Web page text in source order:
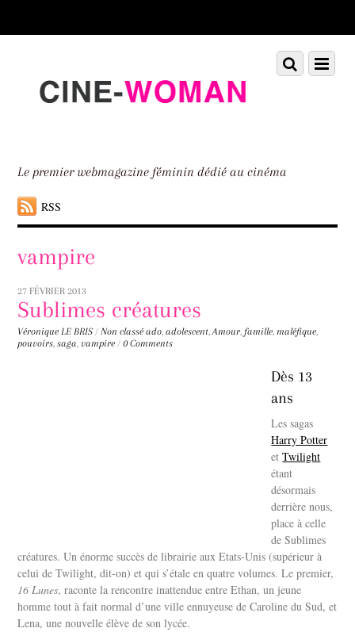
down
Le premier webmagazine féminin dédié au cinéma
RSS
Menu
Scroll
down
vampire
27 FÉVRIER 2013
Sublimes créatures
Véronique LE BRIS / Non classé ado,adolescent,Amour, famille,maléfique,
pouvoirs,saga,vampire / 0 Comments
Dès 13
ans
Les sagas
Harry Potter
etTwilight
étant
désormais
derrière nous,
place à celle
de Sublimes
créatures. Un énorme succès de librairie aux Etats-Unis (supérieur à
celui de Twilight, dit-on) et qui s’étale en quatre volumes. Le premier,
16 Lunes, raconte la rencontre inattendue entre Ethan, un jeune
homme tout à fait normal d’une ville ennuyeuse de Caroline du Sud, et
Lena, une nouvelle élève de son lycée.